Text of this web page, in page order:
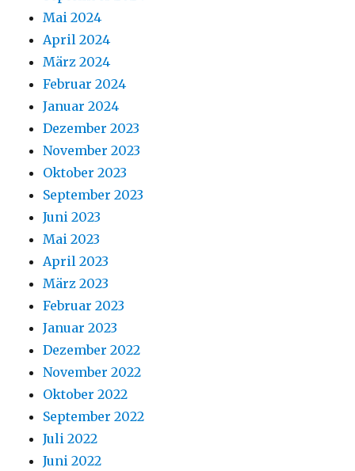
Mai 2024
April 2024
März 2024
Februar 2024
Januar 2024
Dezember 2023
November 2023
Oktober 2023
September 2023
Juni 2023
Mai 2023
April 2023
März 2023
Februar 2023
Januar 2023
Dezember 2022
November 2022
Oktober 2022
September 2022
Juli 2022
Juni 2022